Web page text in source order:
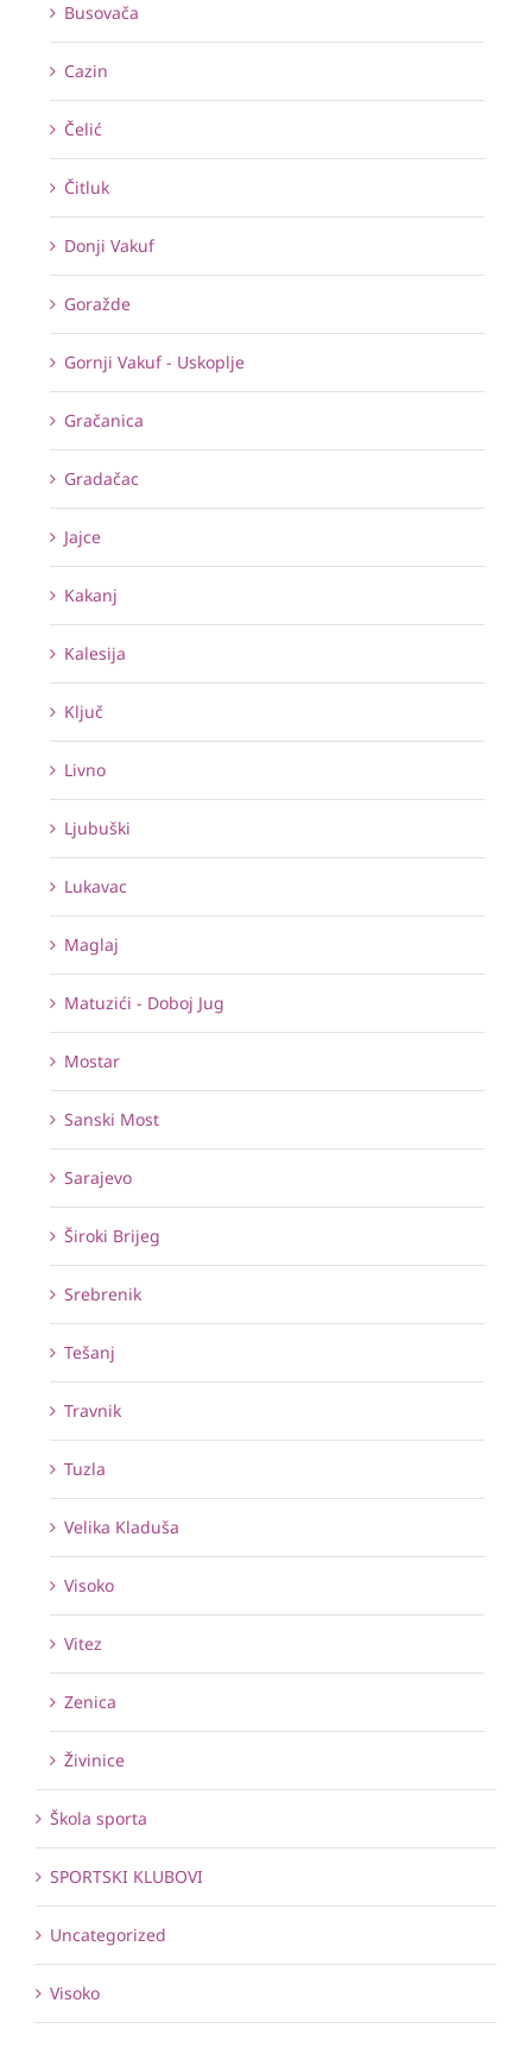
Busovača
Cazin
Čelić
Čitluk
Donji Vakuf
Goražde
Gornji Vakuf - Uskoplje
Gračanica
Gradačac
Jajce
Kakanj
Kalesija
Ključ
Livno
Ljubuški
Lukavac
Maglaj
Matuzići - Doboj Jug
Mostar
Sanski Most
Sarajevo
Široki Brijeg
Srebrenik
Tešanj
Travnik
Tuzla
Velika Kladuša
Visoko
Vitez
Zenica
Živinice
Škola sporta
SPORTSKI KLUBOVI
Uncategorized
Visoko